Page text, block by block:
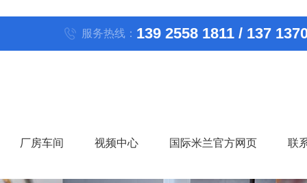
服务热线： 139 2558 1811 / 137
厂房车间 视频中心 国际米兰官方网页 联